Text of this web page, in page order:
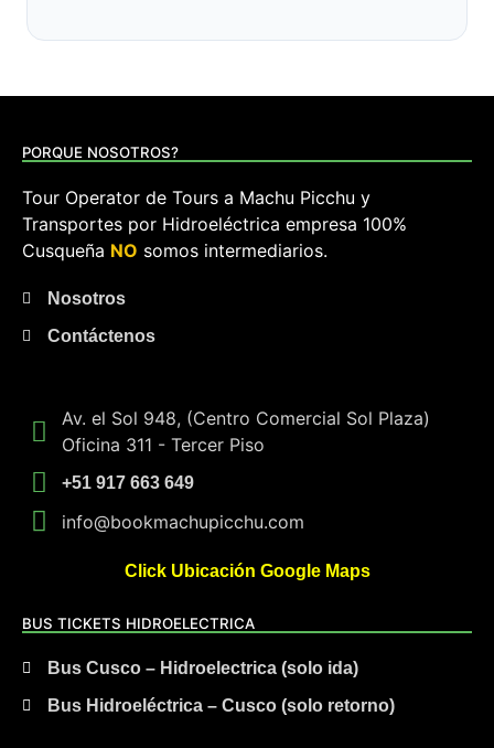
PORQUE NOSOTROS?
Tour Operator de Tours a Machu Picchu y
Transportes por Hidroeléctrica empresa 100%
Cusqueña NO somos intermediarios.
Nosotros
Contáctenos
Av. el Sol 948, (Centro Comercial Sol Plaza)
Oficina 311 - Tercer Piso
+51 917 663 649
info@bookmachupicchu.com
Click Ubicación Google Maps
BUS TICKETS HIDROELECTRICA
Bus Cusco – Hidroelectrica (solo ida)
Bus Hidroeléctrica – Cusco (solo retorno)